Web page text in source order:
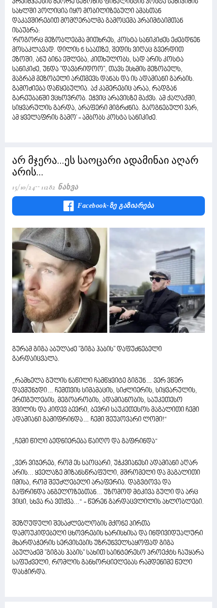
პრაიმჰაუსის მეორე სეზონის ფინალისტის კოსტა სანიკიძის
სახლში პოლიცია იყო მობილიზებული ამასთან
დაკავშირებით მომღერალმა გამოცემა პრაიმტაიმთან
ისაუბრა:
'როგორც მეზობლებმა მითხრეს, კოსტა სანიკიძეს ეძებდნენ
მოსაკლავად. დილის 6 საათზე, შედის ვიღაც გვერდით
ეზოში, ანუ ბინა ეშლება, კითხულობს, სად არის კოსტა
სანიკიძე, უნდა ''დავბრიდოო'', თავს ესხმის მეზობელს,
მაგრამ მეზობელი ართმევს დანას და ის ადამიანი გარბის.
გამოძიება დაწყებულია. აქ კამერებიც არაა, რადგან
გარეუბანში ვცხოვრობ. ეჭვიც არავისზე მაქვს. ამ ქალაქში,
სიყვარულის გარდა, არაფერი მიგრძნია. გაოგნებული ვარ,
ამ ყველაფრის გამო' - ამბობს კოსტა სანიკიძე.
არ მჯერა...ეს საოცარი ადამინაი აღარ
არის...
15/10/24 11282 Ნახვა
Facebook-Ზე Გაზიარება
გურამ გიგა აბულაძე "გიგა ჰაბის" დაფუძნებელი
გარდაიცვალა.
„რამხელა გულის ნაწილი ჩამწყვიტე გიგუნ… ვერ ვწერ
დავმუნჯდი… ჩემთვის სიმამაცის, სიძლიერის, სიყვარულის,
ერთგულების, მეგობრობის, ადამიანობის, საუკეთესო
შვილის და კიდევ ბევრი, ბევრი საუკეთესოს მაგალითი ჩემი
ადამიანი გამიფრინდა… ჩემი შეუპოვარი ლომი!“
„ჩემი წილი ბედნიერება წაიღო და გაფრინდა“
„ვერ ვიჯერებ, რომ ეს საოცარი, უჭკვიანესი ადამიანი აღარ
არის... ყველაზე მიზანსწრაფული, მშრომელი და მაგალითი
იმისა, რომ შეუძლებელი არაფერია. დაგვტოვა და
გაფრინდა ანგელოზებთან... უზომოდ მტკივა გული და არც
ვიცი, სხვა რა ვთქვა...“ - წერენ გარდაცვლილის ახლობლები.
შეზღუდული შესაძლებლობის მქონე პირთა
დამოუკიდებელი ცხოვრების ხარისხისა და ინდივიდუალური
მხარდაჭერის სერვისების უზრუნველსაყოფად გიგა
აბულაძემ "გიგას ჰაბის" სახით საინტერესო პროექტს ჩაუყარა
საფუძველი, რომლის განხორციელებას რამდენიმე წელი
დასჭირდა.